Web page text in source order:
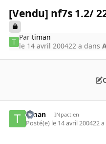
[Vendu] nf7s 1.2/
Partiman
le 14 avril 200422 a dans
timan INpactien
Posté(e) le 14 avril 200422 a